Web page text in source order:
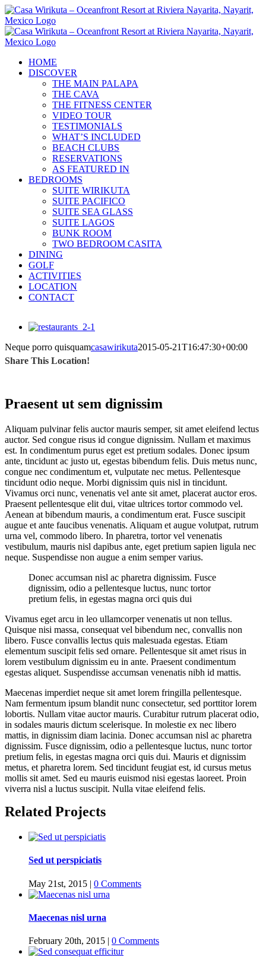
Skip
to
content
HOME
DISCOVER
THE MAIN PALAPA
THE CAVA
THE FITNESS CENTER
VIDEO TOUR
TESTIMONIALS
WHAT’S INCLUDED
BEACH CLUBS
RESERVATIONS
AS FEATURED IN
BEDROOMS
SUITE WIRIKUTA
SUITE PACIFICO
SUITE SEA GLASS
SUITE LAGOS
BUNK ROOM
TWO BEDROOM CASITA
DINING
GOLF
ACTIVITIES
LOCATION
CONTACT
View
Image
Neque porro quisquamcasawirikuta2015-05-21T16:47:30+00:00
Share This Location!
Praesent ut sem dignissim
Aliquam pulvinar felis auctor mauris semper, sit amet eleifend lectus
auctor. Sed congue risus id congue dignissim. Nullam et maximus
est. In condimentum purus eget est pretium sodales. Donec ipsum
ante, tincidunt ac justo ut, egestas bibendum felis. Duis metus nunc,
congue nec condimentum et, vulputate nec metus. Pellentesque
tincidunt odio neque. Morbi dignissim quis nisl in tincidunt.
Vivamus orci nunc, venenatis vel ante sit amet, placerat auctor eros.
Praesent pellentesque elit dui, vitae ultrices tortor commodo vel.
Aenean at bibendum mauris, a condimentum erat. Fusce suscipit
augue et ante faucibus venenatis. Aliquam et augue volutpat, rutrum
urna vel, commodo libero. In pharetra, tortor vel venenatis
vestibulum, mauris nisl dapibus ante, eget pretium sapien ligula nec
neque. Suspendisse non augue a enim semper varius.
Donec accumsan nisl ac pharetra dignissim. Fusce
dignissim, odio a pellentesque luctus, nunc tortor
pretium felis, in egestas magna orci quis dui
Vivamus eget arcu in leo ullamcorper venenatis ut non tellus.
Quisque nisi massa, consequat vel bibendum nec, convallis non
libero. Fusce convallis lectus quis malesuada egestas. Etiam
elementum suscipit felis sed ornare. Pellentesque sit amet risus in
lorem vestibulum dignissim eu in ante. Praesent condimentum
egestas aliquet. Suspendisse accumsan venenatis nibh id mattis.
Maecenas imperdiet neque sit amet lorem fringilla pellentesque.
Nam fermentum ipsum blandit nunc consectetur, sed porttitor lorem
lobortis. Nullam vitae auctor mauris. Curabitur rutrum placerat odio,
in sodales mauris dictum scelerisque. In molestie ex nec libero
mattis, in dignissim diam lacinia. Donec accumsan nisl ac pharetra
dignissim. Fusce dignissim, odio a pellentesque luctus, nunc tortor
pretium felis, in egestas magna orci quis dui. Mauris et dignissim
metus, et pharetra lorem. Sed tincidunt feugiat est, id cursus metus
mollis sit amet. Sed eu mauris euismod nisi egestas laoreet. Proin
viverra nisl a luctus suscipit. Nulla vitae eleifend felis.
Related Projects
Sed ut perspiciatis
May 21st, 2015 | 0 Comments
Maecenas nisl urna
February 20th, 2015 | 0 Comments